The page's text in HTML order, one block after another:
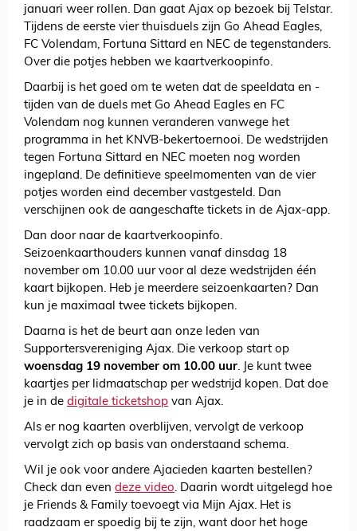
januari weer rollen. Dan gaat Ajax op bezoek bij Telstar.
Tijdens de eerste vier thuisduels zijn Go Ahead Eagles,
FC Volendam, Fortuna Sittard en NEC de tegenstanders.
Over die potjes hebben we kaartverkoopinfo.
Daarbij is het goed om te weten dat de speeldata en -
tijden van de duels met Go Ahead Eagles en FC
Volendam nog kunnen veranderen vanwege het
programma in het KNVB-bekertoernooi. De wedstrijden
tegen Fortuna Sittard en NEC moeten nog worden
ingepland. De definitieve speelmomenten van de vier
potjes worden eind december vastgesteld. Dan
verschijnen ook de aangeschafte tickets in de Ajax-app.
Dan door naar de kaartverkoopinfo.
Seizoenkaarthouders kunnen vanaf dinsdag 18
november om 10.00 uur voor al deze wedstrijden één
kaart bijkopen. Heb je meerdere seizoenkaarten? Dan
kun je maximaal twee tickets bijkopen.
Daarna is het de beurt aan onze leden van
Supportersvereniging Ajax. Die verkoop start op
woensdag 19 november om 10.00 uur. Je kunt twee
kaartjes per lidmaatschap per wedstrijd kopen. Dat doe
je in de digitale ticketshop van Ajax.
Als er nog kaarten overblijven, vervolgt de verkoop
vervolgt zich op basis van onderstaand schema.
Wil je ook voor andere Ajacieden kaarten bestellen?
Check dan even deze video. Daarin wordt uitgelegd hoe
je Friends & Family toevoegt via Mijn Ajax. Het is
raadzaam er spoedig bij te zijn, want door het hoge